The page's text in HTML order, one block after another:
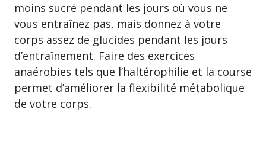
moins sucré pendant les jours où vous ne
vous entraînez pas, mais donnez à votre
corps assez de glucides pendant les jours
d’entraînement. Faire des exercices
anaérobies tels que l’haltérophilie et la course
permet d’améliorer la flexibilité métabolique
de votre corps.